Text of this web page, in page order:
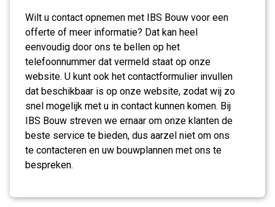
Wilt u contact opnemen met IBS Bouw voor een
offerte of meer informatie? Dat kan heel
eenvoudig door ons te bellen op het
telefoonnummer dat vermeld staat op onze
website. U kunt ook het contactformulier invullen
dat beschikbaar is op onze website, zodat wij zo
snel mogelijk met u in contact kunnen komen. Bij
IBS Bouw streven we ernaar om onze klanten de
beste service te bieden, dus aarzel niet om ons
te contacteren en uw bouwplannen met ons te
bespreken.